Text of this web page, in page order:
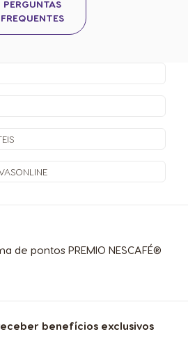
PERGUNTAS
FREQUENTES
ONLINE
benefícios exclusivos
de pontos PREMIO NESCAFÉ®